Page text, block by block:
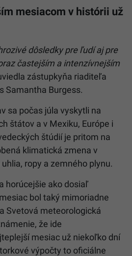
mesiacom v histórii už
dôsledky pre ľudí aj pre
častejším a intenzívnejším
zástupkyňa riaditeľa
Samantha Burgess.
sa počas júla vyskytli na
štátov a v Mexiku, Európe i
štúdií je pritom na
klimatická zmena v
ropy a zemného plynu.
horúcejšie ako dosiaľ
bol taký mimoriadne
Svetová meteorologická
že ide
mesiac už niekoľko dní
výpočty to oficiálne